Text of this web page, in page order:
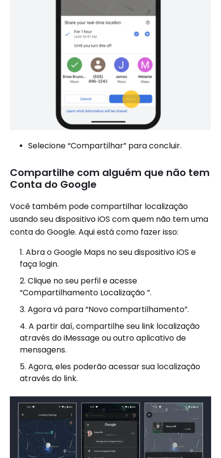
Selecione “Compartilhar” para concluir.
Compartilhe com alguém que não tem
Conta do Google
Você também pode compartilhar localização
usando seu dispositivo iOS com quem não tem uma
conta do Google. Aqui está como fazer isso:
Abra o Google Maps no seu dispositivo iOS e
faça login.
Clique no seu perfil e acesse
“Compartilhamento Localização ”.
Agora vá para “Novo compartilhamento”.
A partir daí, compartilhe seu link localização
através do iMessage ou outro aplicativo de
mensagens.
Agora, eles poderão acessar sua localização
através do link.